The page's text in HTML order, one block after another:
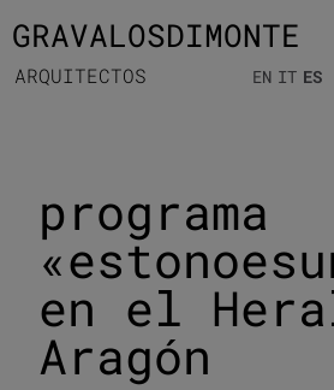
GRAVALOSDIMONTE
ARQUITECTOS EN IT ES
programa
en el
Aragón